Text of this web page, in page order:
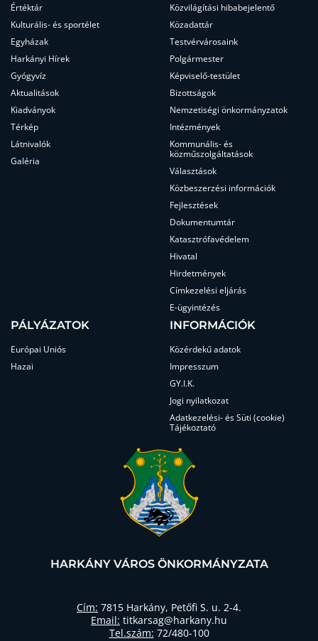
Értéktár
Kulturális- és sportélet
Egyházak
Harkányi Hírek
Gyógyvíz
Aktualitások
Kiadványok
Térkép
Látnivalók
Galéria
Közvilágítási hibabejelentő
Közadattár
Testvérvárosaink
Polgármester
Képviselő-testület
Bizottságok
Nemzetiségi önkormányzatok
Intézmények
Kommunális- és
közműszolgáltatások
Választások
Közbeszerzési információk
Fejlesztések
Dokumentumtár
Katasztrófavédelem
Hivatal
Hirdetmények
Címkezelési eljárás
E-ügyintézés
PÁLYÁZATOK
Európai Uniós
Hazai
INFORMÁCIÓK
Közérdekű adatok
Impresszum
GY.I.K.
Jogi nyilatkozat
Adatkezelési- és Süti (cookie)
Tájékoztató
HARKÁNY VÁROS ÖNKORMÁNYZATA
Cím: 7815 Harkány, Petőfi S. u. 2-4.
Email: titkarsag@harkany.hu
Tel.szám: 72/480-100